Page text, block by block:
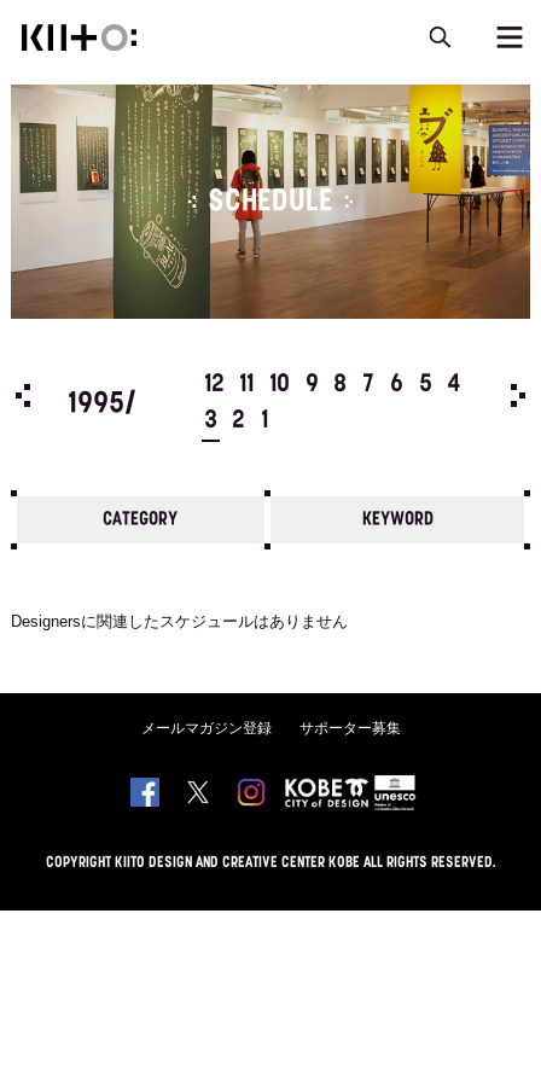
SCHEDULE
4
1995/
12 11 10 9 8 7 6 5
4
3
2 1
CATEGORY KEYWORD
Designersに関連したスケジュールはありません
メールマガジン登録 サポーター募集
COPYRIGHT KIITO DESIGN AND CREATIVE CENTER KOBE ALL RIGHTS RESERVED.